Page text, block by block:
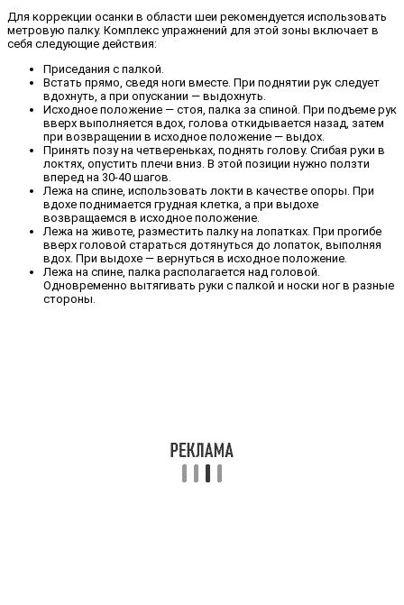
Для коррекции осанки в области шеи рекомендуется использовать
метровую палку. Комплекс упражнений для этой зоны включает в
себя следующие действия:
Приседания с палкой.
Встать прямо, сведя ноги вместе. При поднятии рук следует
вдохнуть, а при опускании — выдохнуть.
Исходное положение — стоя, палка за спиной. При подъеме рук
вверх выполняется вдох, голова откидывается назад, затем
при возвращении в исходное положение — выдох.
Принять позу на четвереньках, поднять голову. Сгибая руки в
локтях, опустить плечи вниз. В этой позиции нужно ползти
вперед на 30-40 шагов.
Лежа на спине, использовать локти в качестве опоры. При
вдохе поднимается грудная клетка, а при выдохе
возвращаемся в исходное положение.
Лежа на животе, разместить палку на лопатках. При прогибе
вверх головой стараться дотянуться до лопаток, выполняя
вдох. При выдохе — вернуться в исходное положение.
Лежа на спине, палка располагается над головой.
Одновременно вытягивать руки с палкой и носки ног в разные
стороны.